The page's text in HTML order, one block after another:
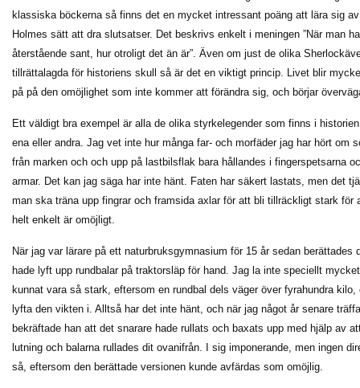
klassiska böckerna så finns det en mycket intressant poäng att lära sig
Holmes sätt att dra slutsatser. Det beskrivs enkelt i meningen ”När man
återstående sant, hur otroligt det än är”. Även om just de olika
tillrättalagda för historiens skull så är det en viktigt princip. Livet blir
på på den omöjlighet som inte kommer att förändra sig, och börjar
Ett väldigt bra exempel är alla de olika styrkelegender som finns i
ena eller andra. Jag vet inte hur många far- och morfäder jag har hört om
från marken och och upp på lastbilsflak bara hållandes i fingerspetsarna
armar. Det kan jag säga har inte hänt. Faten har säkert lastats, men det
man ska träna upp fingrar och framsida axlar för att bli tillräckligt stark för
helt enkelt är omöjligt.
När jag var lärare på ett naturbruksgymnasium för 15 år sedan berättades
hade lyft upp rundbalar på traktorsläp för hand. Jag la inte speciellt
kunnat vara så stark, eftersom en rundbal dels väger över fyrahundra
lyfta den vikten i. Alltså har det inte hänt, och när jag något år senare
bekräftade han att det snarare hade rullats och baxats upp med hjälp av
lutning och balarna rullades dit ovanifrån. I sig imponerande, men ingen
så, eftersom den berättade versionen kunde avfärdas som omöjlig.